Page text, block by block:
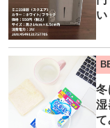
い
て